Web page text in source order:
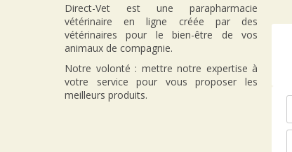
Direct-Vet est une parapharmacie
vétérinaire en ligne créée par des
vétérinaires pour le bien-être de vos
animaux de compagnie.
Notre volonté : mettre notre expertise à
votre service pour vous proposer les
meilleurs produits.